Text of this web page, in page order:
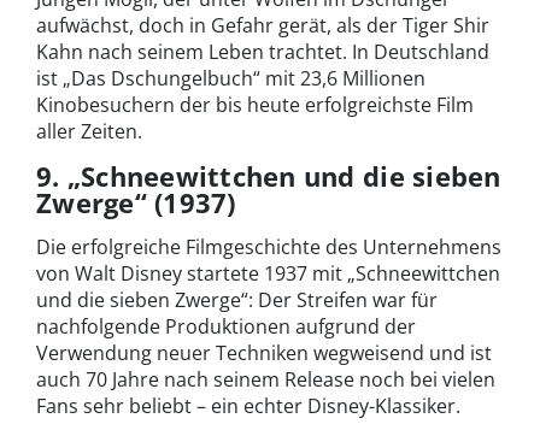
aufwächst, doch in Gefahr gerät, als der Tiger Shir
Kahn nach seinem Leben trachtet. In Deutschland
ist „Das Dschungelbuch“ mit 23,6 Millionen
Kinobesuchern der bis heute erfolgreichste Film
aller Zeiten.
9. „Schneewittchen und die sieben
Zwerge“ (1937)
Die erfolgreiche Filmgeschichte des Unternehmens
von Walt Disney startete 1937 mit „Schneewittchen
und die sieben Zwerge“: Der Streifen war für
nachfolgende Produktionen aufgrund der
Verwendung neuer Techniken wegweisend und ist
auch 70 Jahre nach seinem Release noch bei vielen
Fans sehr beliebt – ein echter Disney-Klassiker.